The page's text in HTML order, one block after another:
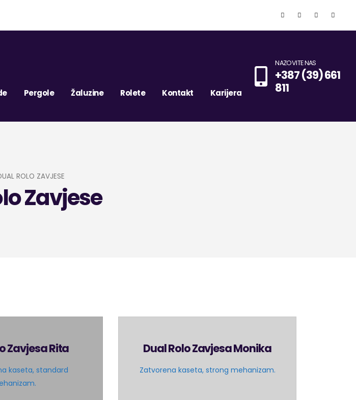
Pergole Žaluzine Rolete Kontakt Karijera
NAZOVITE NAS
+387 (39) 661
811
ROLO ZAVJESE
Zavjese
Zavjesa Rita
kaseta, standard
Dual Rolo Zavjesa Monika
Zatvorena kaseta, strong mehanizam.